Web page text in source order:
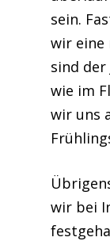
sein.
wir eine
sind der
wie im
wir uns
wir bei